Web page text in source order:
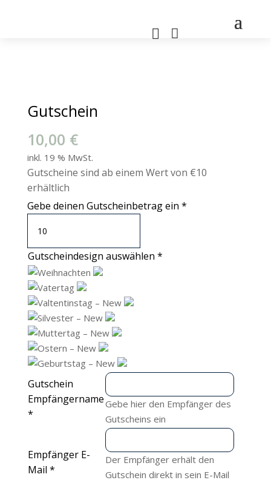
 
Gutschein
10,00 €
inkl. 19 % MwSt.
Gutscheine sind ab einem Wert von €10
erhältlich
Gebe deinen Gutscheinbetrag ein *
Gutscheindesign auswählen *
Gutschein
Empfängername
*
Gebe hier den Empfänger des
Gutscheins ein
Empfänger E-
Mail *
Der Empfänger erhält den
Gutschein direkt in sein E-Mail